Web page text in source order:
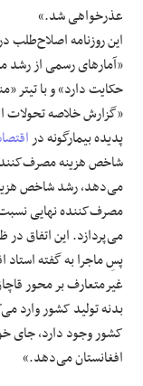
عذرخواهی شد.»
این روزنامه اصلاح‌طلب
«آمار‌های رسمی از رشد
حکایت دارد» و با تیتر
«گزارش خلاصه تحولات
پدیده بیمارگونه در
می‌پردازد. این اتفاق
پسِ ماجرا به گفته استاد
غیرمتعارف بر محور
بدنه تولید کشور وارد
کشور وجود دارد، جای
افغانستان می‌دهد.»